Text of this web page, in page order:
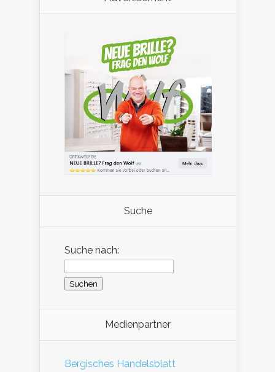
Suche
Suche nach:
Medienpartner
Bergisches Handelsblatt